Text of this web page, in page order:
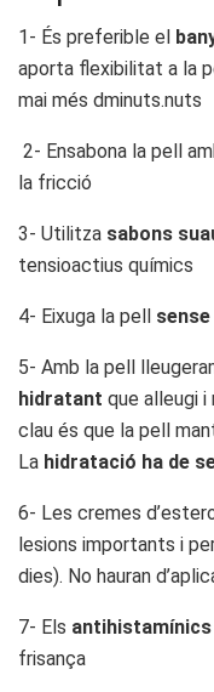
1- És preferible el
aporta flexibilitat a la
mai més dminuts.nuts
2- Ensabona la pell
la fricció
3- Utilitza sabons
tensioactius químics
4- Eixuga la pell
5- Amb la pell
hidratant que alleugi i
clau és que la pell
La hidratació ha de
6- Les cremes
lesions importants i
dies). No hauran
7- Els antihistamínics
frisança